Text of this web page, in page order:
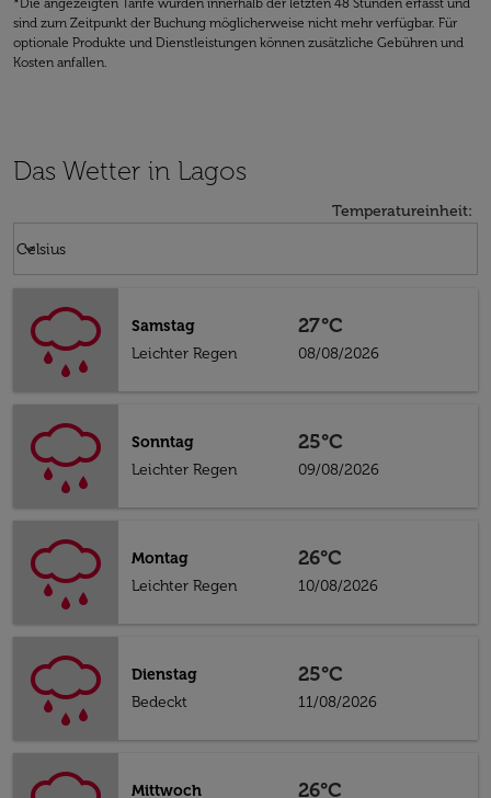
*Die angezeigten Tarife wurden innerhalb der letzten 48 Stunden erfasst und
sind zum Zeitpunkt der Buchung möglicherweise nicht mehr verfügbar. Für
optionale Produkte und Dienstleistungen können zusätzliche Gebühren und
Kosten anfallen.
Das Wetter in Lagos
Temperatureinheit:
Celsius
keyboard_arrow_down
Samstag
Leichter Regen
27°C
08/08/2026
Sonntag
Leichter Regen
25°C
09/08/2026
Montag
Leichter Regen
26°C
10/08/2026
Dienstag
Bedeckt
25°C
11/08/2026
Mittwoch
26°C